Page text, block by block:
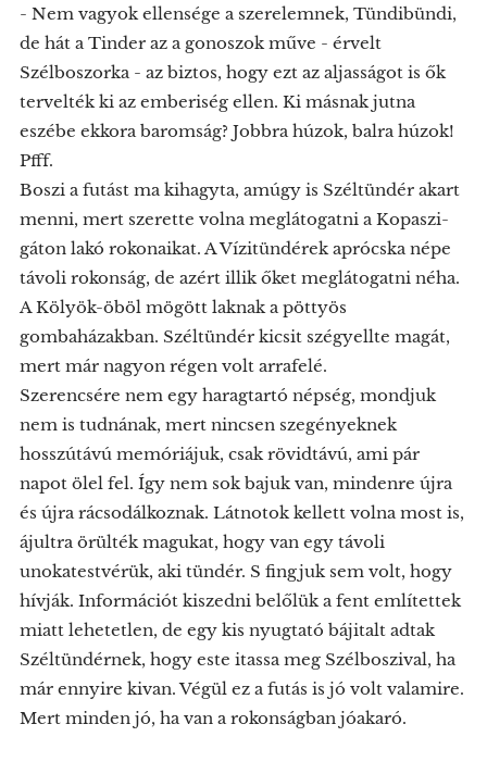
- Nem vagyok ellensége a szerelemnek, Tündibündi,
de hát a Tinder az a gonoszok műve - érvelt
Szélboszorka - az biztos, hogy ezt az aljasságot is ők
tervelték ki az emberiség ellen. Ki másnak jutna
eszébe ekkora baromság? Jobbra húzok, balra húzok!
Pfff.
Boszi a futást ma kihagyta, amúgy is Széltündér akart
menni, mert szerette volna meglátogatni a Kopaszi-
gáton lakó rokonaikat. A Vízitündérek aprócska népe
távoli rokonság, de azért illik őket meglátogatni néha.
A Kölyök-öböl mögött laknak a pöttyös
gombaházakban. Széltündér kicsit szégyellte magát,
mert már nagyon régen volt arrafelé.
Szerencsére nem egy haragtartó népség, mondjuk
nem is tudnának, mert nincsen szegényeknek
hosszútávú memóriájuk, csak rövidtávú, ami pár
napot ölel fel. Így nem sok bajuk van, mindenre újra
és újra rácsodálkoznak. Látnotok kellett volna most is,
ájultra örülték magukat, hogy van egy távoli
unokatestvérük, aki tündér. S fingjuk sem volt, hogy
hívják. Információt kiszedni belőlük a fent említettek
miatt lehetetlen, de egy kis nyugtató bájitalt adtak
Széltündérnek, hogy este itassa meg Szélboszival, ha
már ennyire kivan. Végül ez a futás is jó volt valamire.
Mert minden jó, ha van a rokonságban jóakaró.